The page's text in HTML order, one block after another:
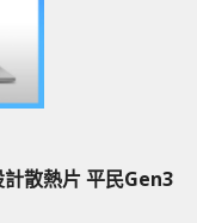
散熱片 平民Gen3